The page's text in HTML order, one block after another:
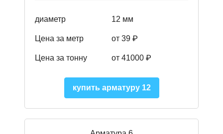
диаметр 12 мм
Цена за метр от 39 ₽
Цена за тонну от 41000 ₽
купить арматуру 12